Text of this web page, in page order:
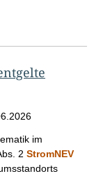
im
2 StromNEV